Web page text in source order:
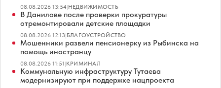
08.08.2026 13:54|НЕДВИЖИМОСТЬ
В Данилове после проверки прокуратуры
отремонтировали детские площадки
08.08.2026 12:13|БЛАГОУСТРОЙСТВО
Мошенники развели пенсионерку из Рыбинска на
помощь иностранцу
08.08.2026 11:51|КРИМИНАЛ
Коммунальную инфраструктуру Тутаева
модернизируют при поддержке нацпроекта